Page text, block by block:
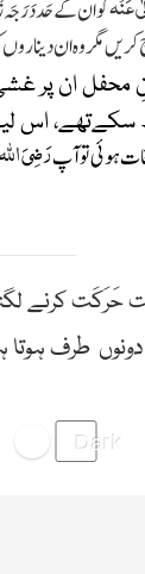
کو ان کے حَد
انہیں اپنے اہل و عَیال پر
محفل ان پر
اس لیے
ہوئی تو آپرَضِیَاللہ
کرنے
طرف ہوتا